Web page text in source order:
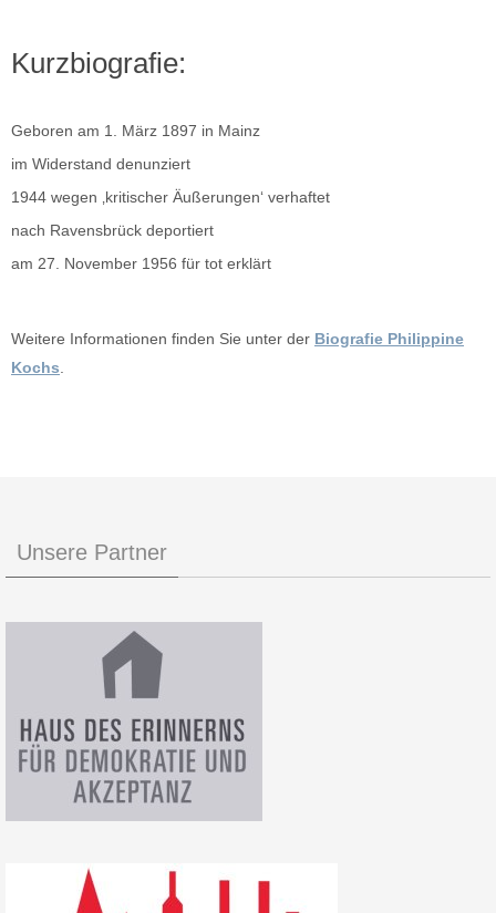
Kurzbiografie:
Geboren am 1. März 1897 in Mainz
im Widerstand denunziert
1944 wegen ‚kritischer Äußerungen‘ verhaftet
nach Ravensbrück deportiert
am 27. November 1956 für tot erklärt
Weitere Informationen finden Sie unter der Biografie Philippine
Kochs
Unsere Partner